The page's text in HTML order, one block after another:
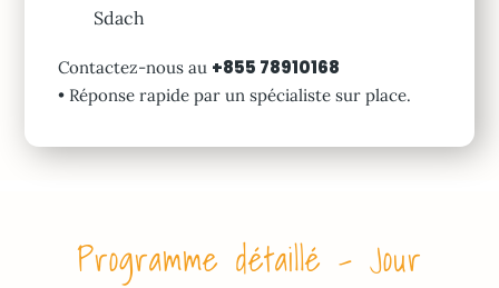
Sdach
Contactez-nous au +855 78910168
• Réponse rapide par un spécialiste sur place.
Programme détaillé – Jour